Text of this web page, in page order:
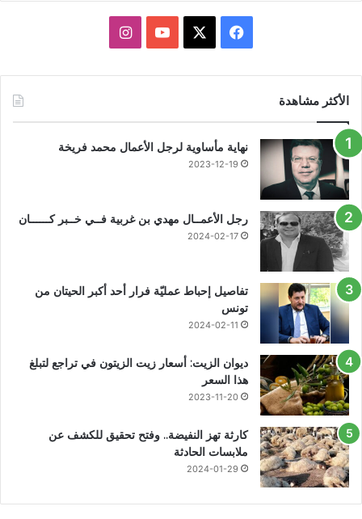
فيسبوك يوتيوبانستقرام
الأكثر مشاهدة
نهاية مأساوية لرجل الأعمال محمد فريخة
2023-12-19
رجل الأعمــال مهدي بن غربية فــي خــبر كــــــان
2024-02-17
تفاصيل إحباط عمليّة فرار أحد أكبر الحيتان من
تونس
2024-02-11
ديوان الزيت: أسعار زيت الزيتون في تراجع لتبلغ
هذا السعر
2023-11-20
كارثة تهز النفيضة.. وفتح تحقيق للكشف عن
ملابسات الحادثة
2024-01-29